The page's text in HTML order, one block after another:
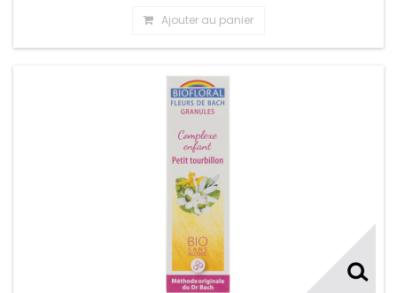
Ajouter au panier